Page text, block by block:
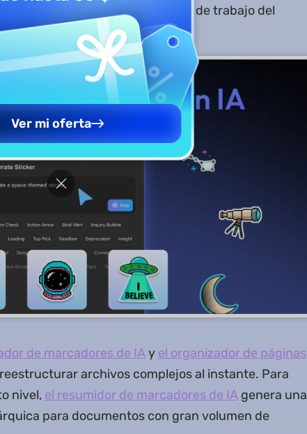
directamente desde el espacio de trabajo del
de marcadores de IAy el organizador de páginas
archivos complejos al instante. Para
nivel, el resumidor de marcadores de IA genera una
para documentos con gran volumen de
Ver mi oferta